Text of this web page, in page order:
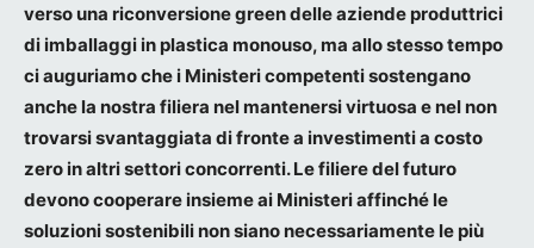
verso una riconversione green delle aziende produttrici
di imballaggi in plastica monouso, ma allo stesso tempo
ci auguriamo che i Ministeri competenti sostengano
anche la nostra filiera nel mantenersi virtuosa e nel non
trovarsi svantaggiata di fronte a investimenti a costo
zero in altri settori concorrenti. Le filiere del futuro
devono cooperare insieme ai Ministeri affinché le
soluzioni sostenibili non siano necessariamente le più